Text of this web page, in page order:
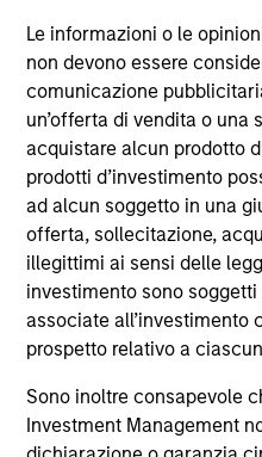
Le informazioni o le
non devono essere
comunicazione
un’offerta di vendita o una
acquistare alcun prodotto
prodotti d’investimento
ad alcun soggetto in una
offerta, sollecitazione,
illegittimi ai sensi delle
investimento sono
associate all’investimento
prospetto relativo a
Sono inoltre consapevole
Investment Management
documento contenente
investitori (KID o KIID),
annuali e semestrali e
essere ottenute dal
rappresentante in Svizzera
11, rue du Général-Dufour,
in Svizzera è Banque
1204 Ginevra.
Se la società di gestione
di cessare l’accordo di
in un Paese del SEE in cui
lo farà nel rispetto delle
Per i termini e le
Tutti i dati di performance
del patrimonio netto (NAV),